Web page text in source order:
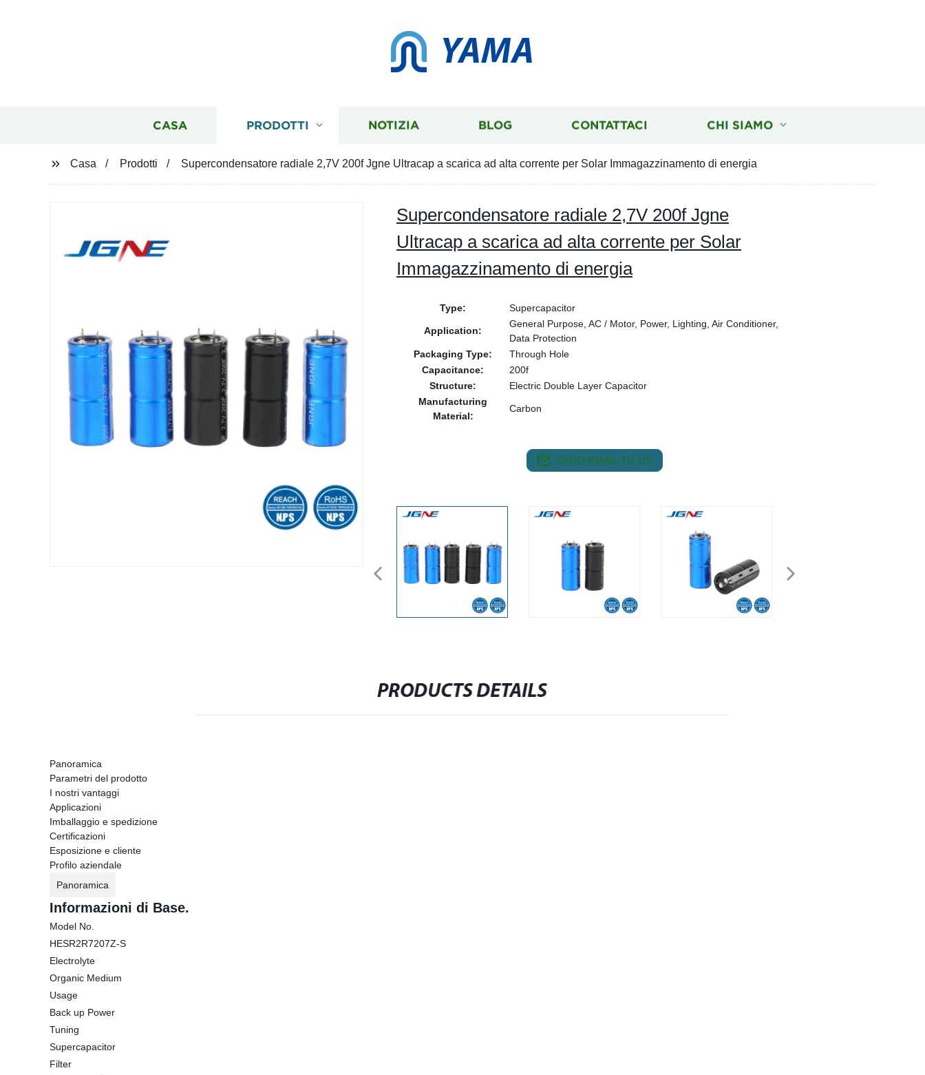
YAMA
CASA PRODOTTI NOTIZIA BLOG CONTATTACI CHI SIAMO
Casa Prodotti Supercondensatore radiale 2,7V 200f Jgne Ultracap a scarica ad alta corrente per Solar Immagazzinamento di energia
Supercondensatore radiale 2,7V 200f Jgne
Ultracap a scarica ad alta corrente per Solar
Immagazzinamento di energia
Type: Supercapacitor
Application:
General Purpose, AC / Motor, Power, Lighting, Air Conditioner,
Data Protection
Packaging Type:
Through Hole
Capacitance:
200f
Structure:
Electric Double Layer Capacitor
Manufacturing
Material:
Carbon
SEND EMAIL TO US
PRODUCTS DETAILS
Panoramica
Parametri del prodotto
I nostri vantaggi
Applicazioni
Imballaggio e spedizione
Certificazioni
Esposizione e cliente
Profilo aziendale
Panoramica
Informazioni di Base.
Model No.
HESR2R7207Z-S
Electrolyte
Organic Medium
Usage
Back up Power
Tuning
Supercapacitor
Filter